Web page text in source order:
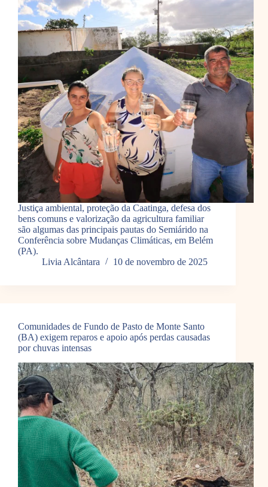
Justiça ambiental, proteção da Caatinga, defesa dos
bens comuns e valorização da agricultura familiar
são algumas das principais pautas do Semiárido na
Conferência sobre Mudanças Climáticas, em Belém
(PA).
Livia Alcântara
10 de novembro de 2025
Comunidades de Fundo de Pasto de Monte Santo
(BA) exigem reparos e apoio após perdas causadas
por chuvas intensas